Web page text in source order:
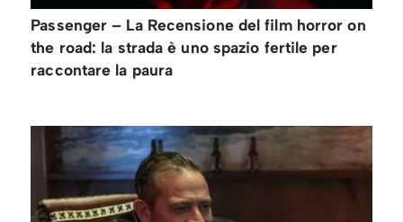
Passenger – La Recensione del film horror on
the road: la strada è uno spazio fertile per
raccontare la paura